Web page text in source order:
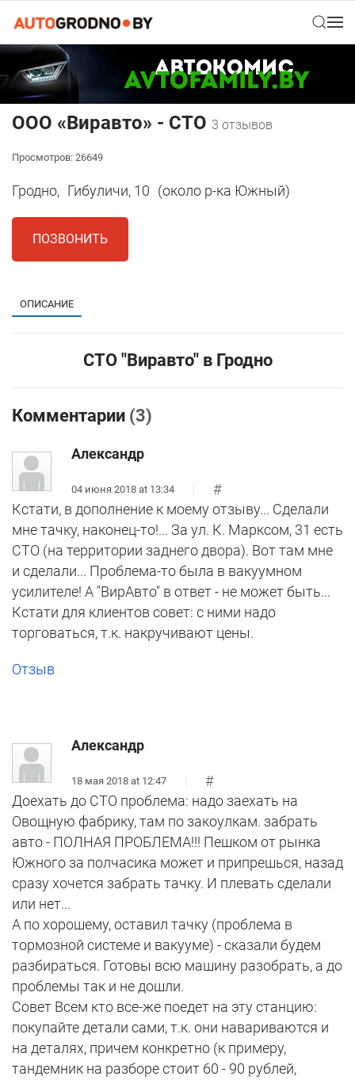
ООО «Виравто» - СТО 3 отзывов
Просмотров: 26649
Гродно, Гибуличи, 10 (около р-ка Южный)
ПОЗВОНИТЬ
ОПИСАНИЕ
СТО "Виравто" в Гродно
Комментарии (3)
Александр
04 июня 2018 at 13:34
#
Кстати, в дополнение к моему отзыву... Сделали
мне тачку, наконец-то!... За ул. К. Марксом, 31 есть
СТО (на территории заднего двора). Вот там мне
и сделали... Проблема-то была в вакуумном
усилителе! А "ВирАвто" в ответ - не может быть...
Кстати для клиентов совет: с ними надо
торговаться, т.к. накручивают цены.
Отзыв
Александр
18 мая 2018 at 12:47
#
Доехать до СТО проблема: надо заехать на
Овощную фабрику, там по закоулкам. забрать
авто - ПОЛНАЯ ПРОБЛЕМА!!! Пешком от рынка
Южного за полчасика может и припрешься, назад
сразу хочется забрать тачку. И плевать сделали
или нет...
А по хорошему, оставил тачку (проблема в
тормозной системе и вакууме) - сказали будем
разбираться. Готовы всю машину разобрать, а до
проблемы так и не дошли.
Совет Всем кто все-же поедет на эту станцию:
покупайте детали сами, т.к. они навариваются и
на деталях, причем конкретно (к примеру,
тандемник на разборе стоит 60 - 90 рублей,